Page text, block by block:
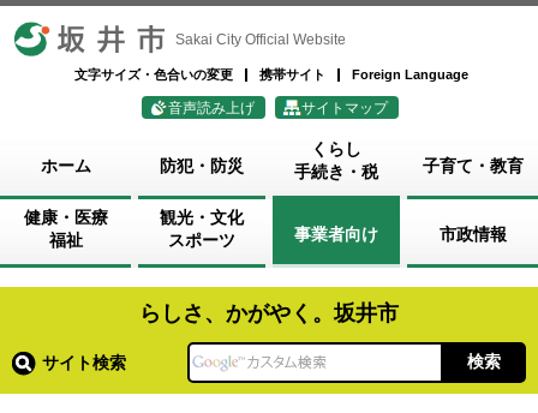
坂井市 Sakai City Official Website
文字サイズ・色合いの変更 携帯サイト Foreign Language
音声読み上げ サイトマップ
ホーム 防犯・防災
くらし
手続き・税
子育て・教育
健康・医療
福祉
観光・文化
スポーツ
事業者向け 市政情報
らしさ、かがやく。坂井市
サイト検索